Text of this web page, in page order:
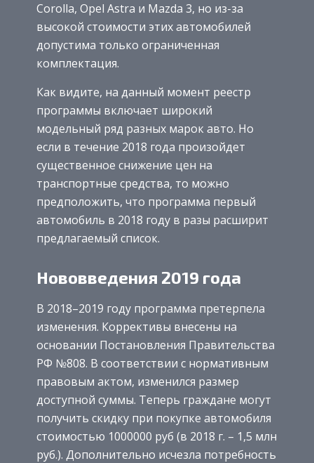
Corolla, Opel Astra и Mazda 3, но из-за
высокой стоимости этих автомобилей
допустима только ограниченная
комплектация.
Как видите, на данный момент реестр
программы включает широкий
модельный ряд разных марок авто. Но
если в течение 2018 года произойдет
существенное снижение цен на
транспортные средства, то можно
предположить, что программа первый
автомобиль в 2018 году в разы расширит
предлагаемый список.
Нововведения 2019 года
В 2018–2019 году программа претерпела
изменения. Коррективы внесены на
основании Постановления Правительства
РФ №808. В соответствии с нормативным
правовым актом, изменился размер
доступной суммы. Теперь граждане могут
получить скидку при покупке автомобиля
стоимостью 1000000 руб (в 2018 г. – 1,5 млн
руб.). Дополнительно исчезла потребность